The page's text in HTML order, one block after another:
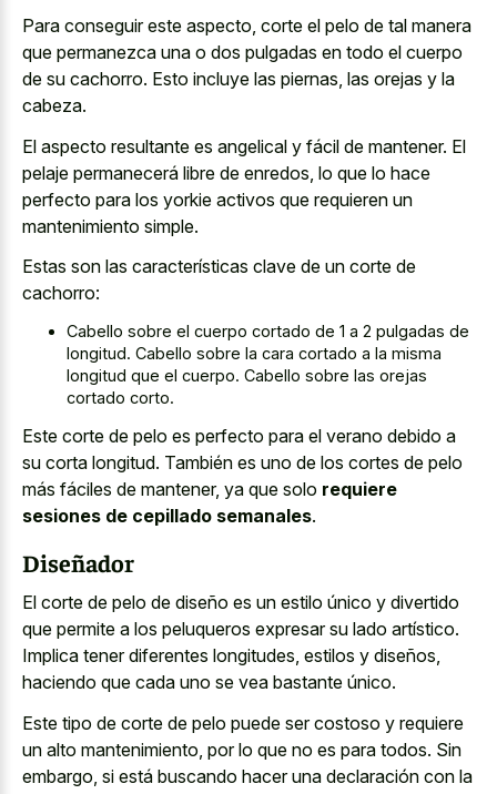
Para conseguir este aspecto, corte el pelo de tal manera
que permanezca una o dos pulgadas en todo el cuerpo
de su cachorro. Esto incluye las piernas, las orejas y la
cabeza.
El aspecto resultante es angelical y fácil de mantener. El
pelaje permanecerá libre de enredos, lo que lo hace
perfecto para los yorkie activos que requieren un
mantenimiento simple.
Estas son las características clave de un corte de
cachorro:
Cabello sobre el cuerpo cortado de 1 a 2 pulgadas de
longitud. Cabello sobre la cara cortado a la misma
longitud que el cuerpo. Cabello sobre las orejas
cortado corto.
Este corte de pelo es perfecto para el verano debido a
su corta longitud. También es uno de los cortes de pelo
más fáciles de mantener, ya que solo requiere
sesiones de cepillado semanales.
Diseñador
El corte de pelo de diseño es un estilo único y divertido
que permite a los peluqueros expresar su lado artístico.
Implica tener diferentes longitudes, estilos y diseños,
haciendo que cada uno se vea bastante único.
Este tipo de corte de pelo puede ser costoso y requiere
un alto mantenimiento, por lo que no es para todos. Sin
embargo, si está buscando hacer una declaración con la